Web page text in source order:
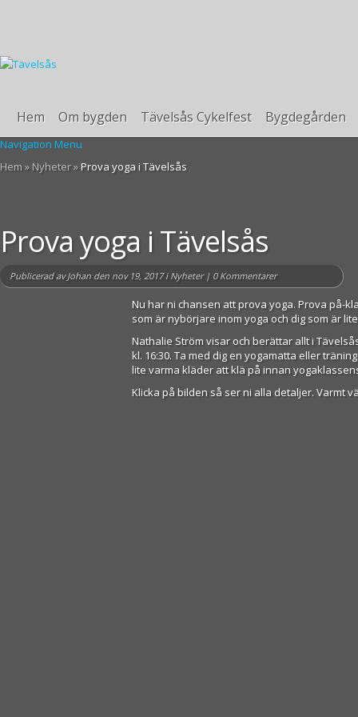
Hem Om bygden Tävelsås Cykelfest Bygdegården
Navigation Menu
Hem » Nyheter» Prova yoga i Tävelsås
Prova yoga i Tävelsås
Publicerad avJohan den nov 19, 2017 i Nyheter| 0 Kommentarer
Nu har ni chansen att prova yoga. Prova på-
som är nybörjare inom yoga och dig som är
Nathalie Ström visar och berättar allt i
kl. 16:30. Ta med dig en yogamatta eller
lite varma kläder att klä på innan
Klicka på bilden så ser ni alla detaljer. Varmt